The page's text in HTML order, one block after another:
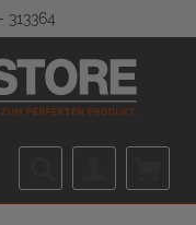
313364